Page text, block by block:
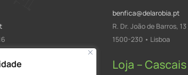
benfica@delarobia.pt
R. Dr. João de Barros,
1500-230 • Lisboa
Loja – Cascais